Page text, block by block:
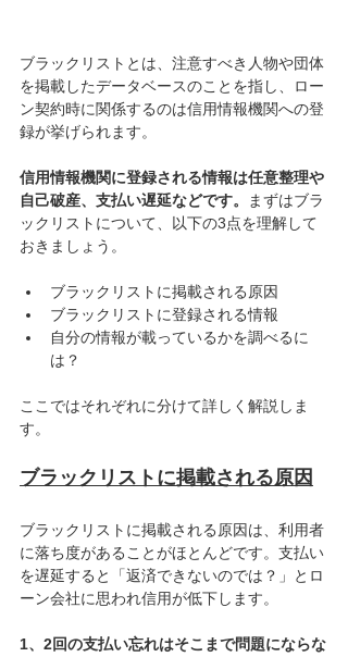
ブラックリストとは、注意すべき人物や団体
を掲載したデータベースのことを指し、ロー
ン契約時に関係するのは信用情報機関への登
録が挙げられます。
信用情報機関に登録される情報は任意整理や
自己破産、支払い遅延などです。
まずはブラ
ックリストについて、以下の3点を理解して
おきましょう。
ブラックリストに掲載される原因
ブラックリストに登録される情報
自分の情報が載っているかを調べるに
は？
ここではそれぞれに分けて詳しく解説しま
す。
ブラックリストに掲載される原因
ブラックリストに掲載される原因は、利用者
に落ち度があることがほとんどです。支払い
を遅延すると「返済できないのでは？」とロ
ーン会社に思われ信用が低下します。
1、2回の支払い忘れはそこまで問題にならな